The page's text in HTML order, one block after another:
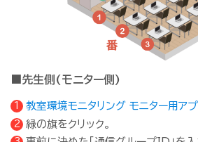
■先生側(モニター側)
教室環境モニタリング モニター用アプ
緑の旗をクリック。